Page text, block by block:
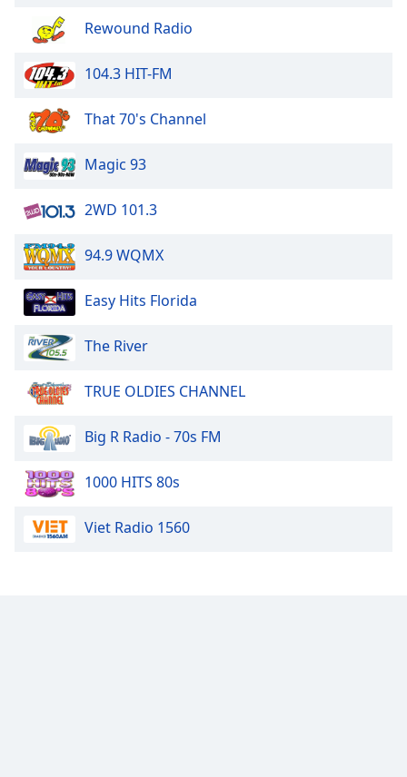
Rewound Radio
104.3 HIT-FM
That 70's Channel
Magic 93
2WD 101.3
94.9 WQMX
Easy Hits Florida
The River
TRUE OLDIES CHANNEL
Big R Radio - 70s FM
1000 HITS 80s
Viet Radio 1560